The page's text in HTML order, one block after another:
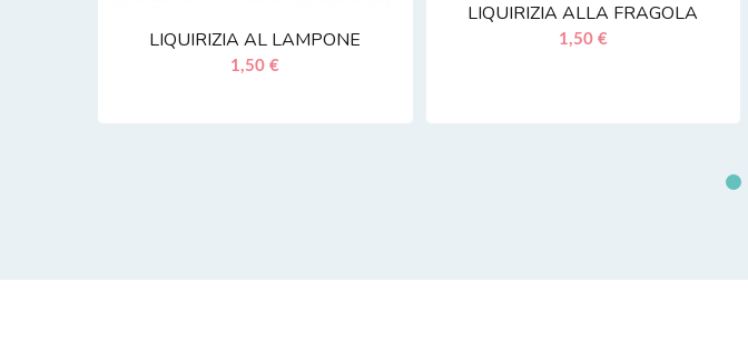
LIQUIRIZIA AL LAMPONE
1,50 €
LIQUIRIZIA ALLA FRAGOLA
1,50 €